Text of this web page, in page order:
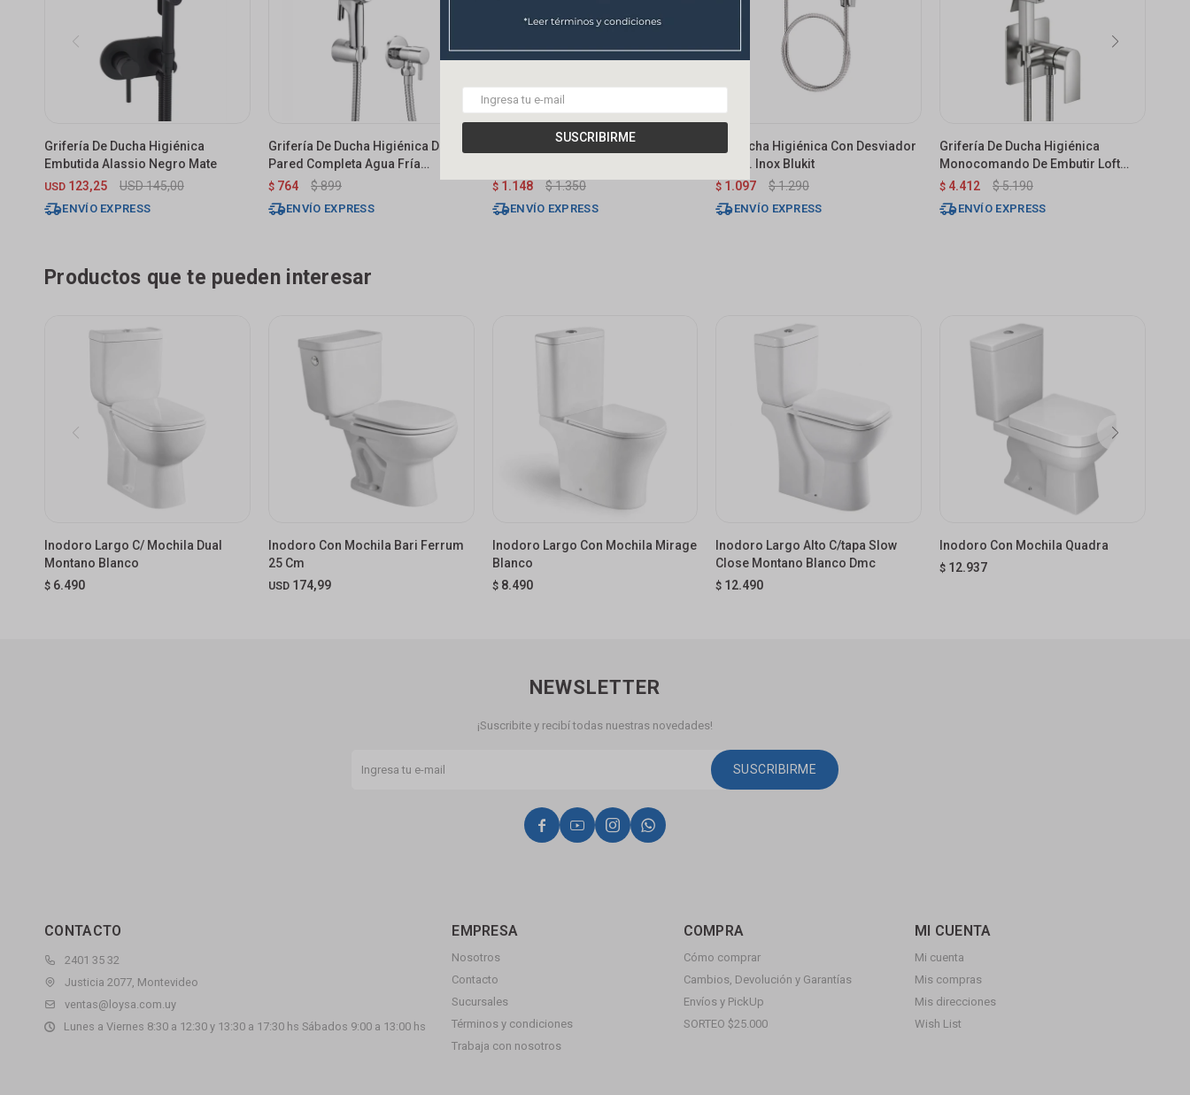
SUSCRIBIRME
Grifería De Ducha Higiénica
Embutida Alassio Negro Mate
USD 123,25 USD145,00
ENVÍO EXPRESS
Grifería De Ducha Higiénica De
Pared Completa Agua Fría
Cromado
$ 764 $899
ENVÍO EXPRESS
Grifería Ducha Higiénica
$ 1.148 $1.350
ENVÍO EXPRESS
Kit Ducha Higiénica Con Desviador
Y Flex. Inox Blukit
$ 1.097 $1.290
ENVÍO EXPRESS
Grifería De Ducha Higiénica
Monocomando De Embutir Loft
Gris Satinado
$ 4.412 $5.190
ENVÍO EXPRESS
Productos que te pueden interesar
Inodoro Largo C/ Mochila Dual
Montano Blanco
$ 6.490
Inodoro Con Mochila Bari Ferrum
25 Cm
USD 174,99
Inodoro Largo Con Mochila Mirage
Blanco
$ 8.490
Inodoro Largo Alto C/tapa Slow
Close Montano Blanco Dmc
$ 12.490
Inodoro Con Mochila Quadra
$ 12.937
CONTACTO
2401 35 32
Justicia 2077, Montevideo
ventas@loysa.com.uy
Lunes a Viernes 8:30 a 12:30 y 13:30 a 17:30 hs Sábados 9:00 a 13:00 hs
EMPRESA
Nosotros
Contacto
Sucursales
Términos y condiciones
Trabaja con nosotros
COMPRA
Cómo comprar
Cambios, Devolución y Garantías
Envíos y PickUp
SORTEO $25.000
MI CUENTA
Mi cuenta
Mis compras
Mis direcciones
Wish List
NEWSLETTER
¡Suscribite y recibí todas nuestras novedades!
SUSCRIBIRME
   